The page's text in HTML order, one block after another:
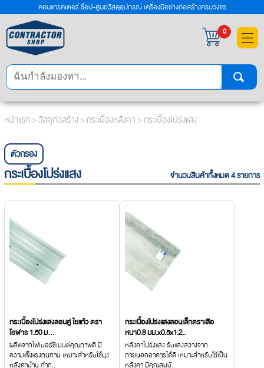
×
คอนแทรคเตอร์ ช๊อป-ศูนย์วัสดุอุปกรณ์ เครื่องมือช่างก่อสร้างครบวงจร
0
หน้าแรก>วัสดุก่อสร้าง>กระเบื้องหลังคา> กระเบื้องโปร่งแสง
ตัวกรอง
กระเบื้องโปร่งแสง จำนวนสินค้าทั้งหมด 4 รายการ
กระเบื้องโปร่งแสงลอนคู่ ใยแก้ว ตรา
โอฬาร 1.50 ม...
ผลิตจากไฟเบอร์ซีเมนต์คุณภาพดี มี
ความแข็งแรงทนทาน เหมาะสำหรับใช้มุง
หลังคาบ้าน ทำก..
กระเบื้องโปร่งแสงลอนเล็กตราเสือ
หนา0.8 มม.x0.5x1.2..
หลังคาโปร่งแสง รับแสงสว่างจาก
ภายนอกอาคารได้ดี เหมาะสำหรับใช้เป็น
หลังคา มีคุณสมบั..